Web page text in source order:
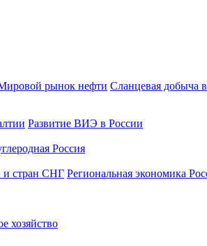
рынок нефти Сланцевая
Развитие ВИЭ в России
Россия
и стран СНГ Региональная экономика
хозяйство